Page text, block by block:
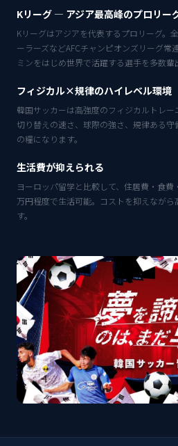
Kリーグ — アジア最高峰のプロリー
Kリーグはアジアを代表するプロリーグ。
ーラーズなどAFCチャンピオンズリーグ常
ミンをはじめ世界で活躍する選手を多数輩
フィジカル×規律のハイレベル環境
韓国サッカーは高強度のフィジカルトレー
切り替えの速さ、球際の強さ、規律ある
の糧になります。
生活費が抑えられる
ヨーロッパ留学と比較して、住居費・食
万円程度で生活可能。コストを抑えなが
す。